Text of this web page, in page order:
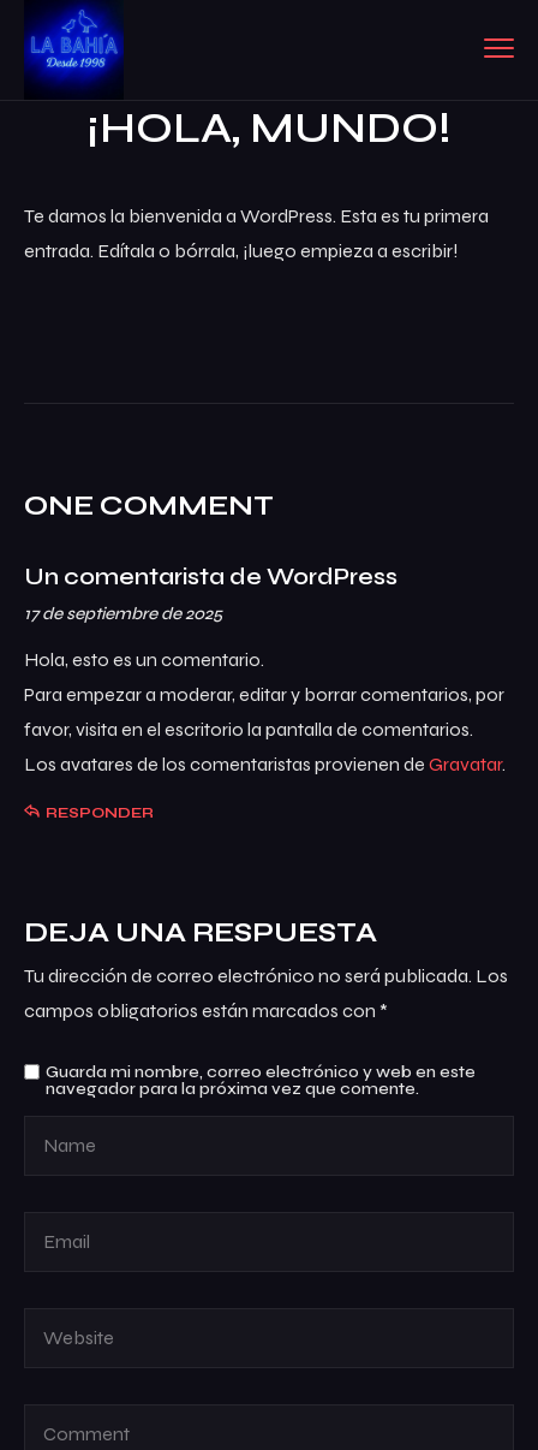
¡HOLA, MUNDO!
Te damos la bienvenida a WordPress. Esta es tu primera
entrada. Edítala o bórrala, ¡luego empieza a escribir!
ONE COMMENT
Un comentarista de WordPress
17 de septiembre de 2025
Hola, esto es un comentario.
Para empezar a moderar, editar y borrar comentarios, por
favor, visita en el escritorio la pantalla de comentarios.
Los avatares de los comentaristas provienen de Gravatar.
RESPONDER
DEJA UNA RESPUESTA
Tu dirección de correo electrónico no será publicada. Los
campos obligatorios están marcados con *
Guarda mi nombre, correo electrónico y web en este
navegador para la próxima vez que comente.